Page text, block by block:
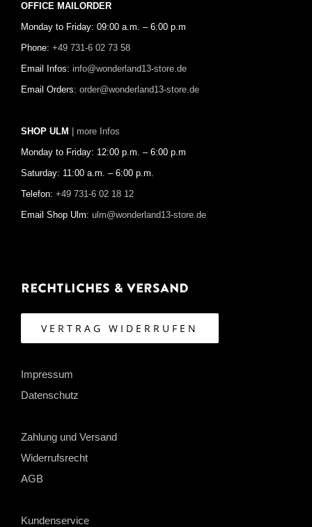
OFFICE MAILORDER
Monday to Friday: 09:00 a.m. – 6:00 p.m
Phone: +49 731-6 02 73 58
Email Infos: info@wonderland13-store.de
Email Orders: order@wonderland13-store.de
SHOP ULM | more Infos
Monday to Friday: 12:00 p.m. – 6:00 p.m
Saturday: 11:00 a.m. – 6:00 p.m.
Telefon: +49 731-6 02 18 12
Email Shop Ulm: ulm@wonderland13-store.de
Rechtliches & Versand
VERTRAG WIDERRUFEN
Impressum
Datenschutz
Zahlung und Versand
Widerrufsrecht
AGB
Kundenservice